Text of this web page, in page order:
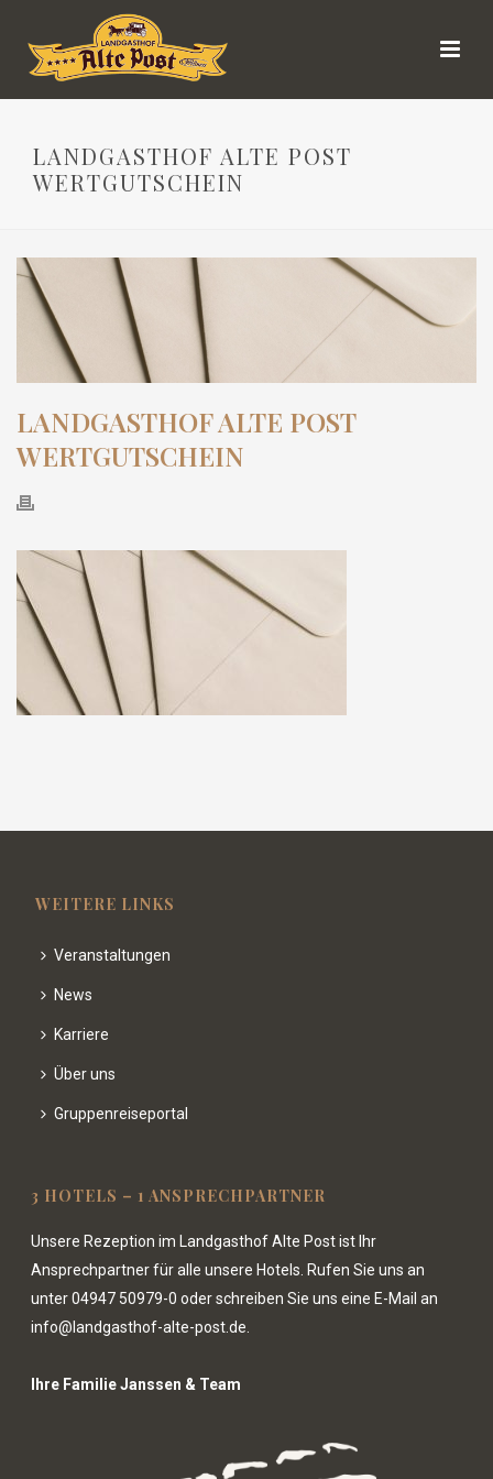
LANDGASTHOF ALTE POST
WERTGUTSCHEIN
LANDGASTHOF ALTE POST
WERTGUTSCHEIN
WEITERE LINKS
Veranstaltungen
News
Karriere
Über uns
Gruppenreiseportal
3 HOTELS – 1 ANSPRECHPARTNER
Unsere Rezeption im Landgasthof Alte Post ist Ihr
Ansprechpartner für alle unsere Hotels. Rufen Sie uns an
unter04947 50979-0 oder schreiben Sie uns eine E-Mail an
info@landgasthof-alte-post.de.
Ihre Familie Janssen & Team